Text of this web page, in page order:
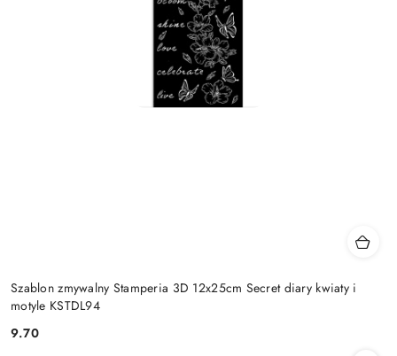
Szablon zmywalny Stamperia 3D 12x25cm Secret diary kwiaty i
motyle KSTDL94
Cena:
9.70